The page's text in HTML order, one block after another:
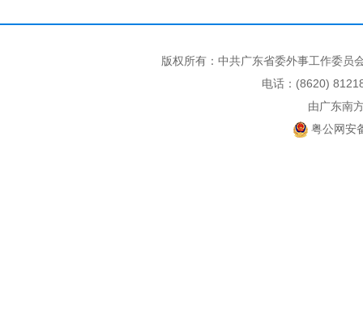
版权所有：中共广东省委外事工作委
电话：(8620)
由广东南
粤公网安